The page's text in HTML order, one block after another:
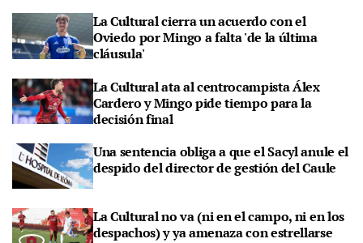
La Cultural cierra un acuerdo con el
Oviedo por Mingo a falta 'de la última
cláusula'
La Cultural ata al centrocampista Álex
Cardero y Mingo pide tiempo para la
decisión final
Una sentencia obliga a que el Sacyl anule el
despido del director de gestión del Caule
La Cultural no va (ni en el campo, ni en los
despachos) y ya amenaza con estrellarse